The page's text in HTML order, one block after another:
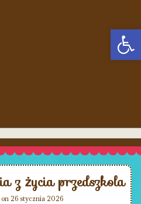
z życia przedszkola
on 26 stycznia 2026